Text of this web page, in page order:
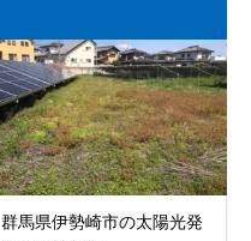
群馬県伊勢崎市の太陽光発